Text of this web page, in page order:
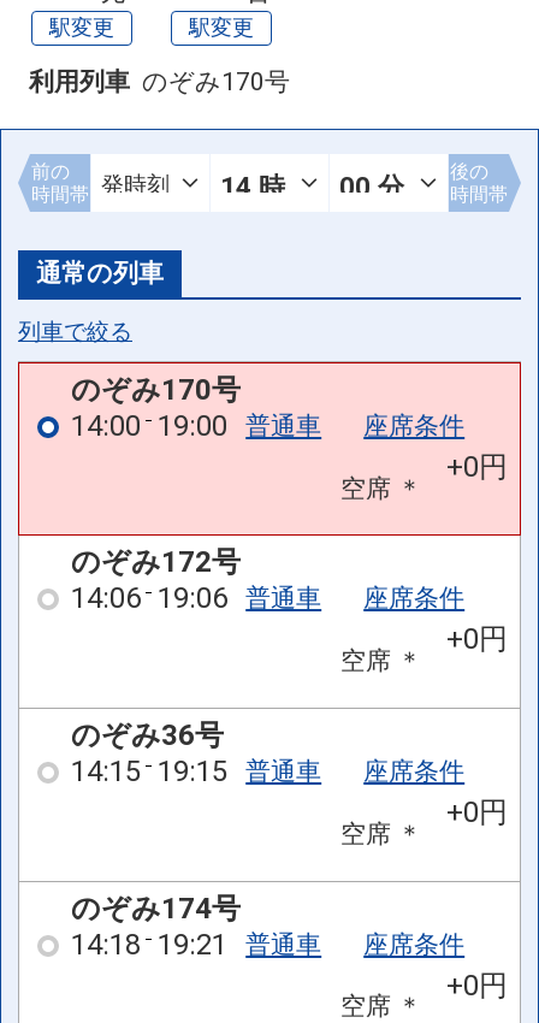
駅変更 駅変更
利用列車 のぞみ170号
前の
時間帯
後の
時間帯
通常の列車
列車で絞る
のぞみ170号
14:00 19:00 普通車 座席条件
空席 ＊
+0円
のぞみ172号
14:06 19:06 普通車 座席条件
空席 ＊
+0円
のぞみ36号
14:15 19:15 普通車 座席条件
空席 ＊
+0円
のぞみ174号
14:18 19:21 普通車 座席条件
空席 ＊
+0円